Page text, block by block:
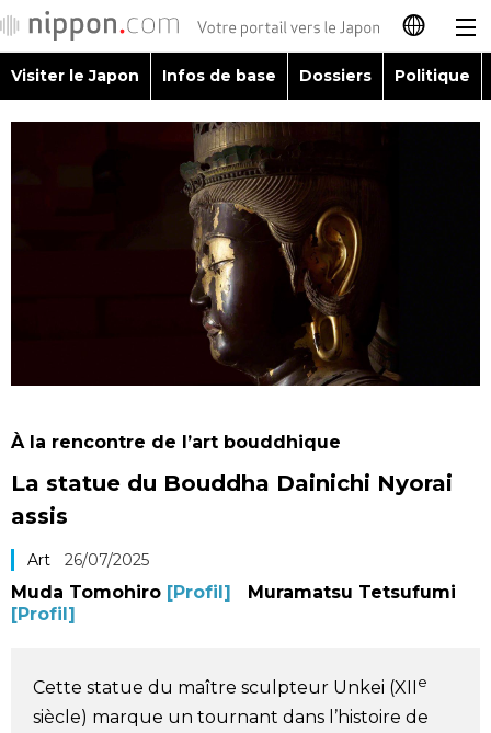
日本語
繁體字
Español
العربية
Société
Culture
Le japonais
Visiter le Japon Infos de base Dossiers Politique
À la rencontre de l’art bouddhique
La statue du Bouddha Dainichi Nyorai
assis
Art 26/07/2025
Muda Tomohiro [Profil]
Muramatsu Tetsufumi
[Profil]
Cette statue du maître sculpteur Unkei (XIIe
siècle) marque un tournant dans l’histoire de